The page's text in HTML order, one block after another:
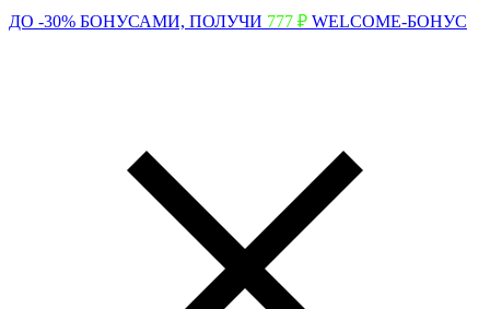
ДО -30% БОНУСАМИ, ПОЛУЧИ 777 ₽ WELCOME-БОНУС